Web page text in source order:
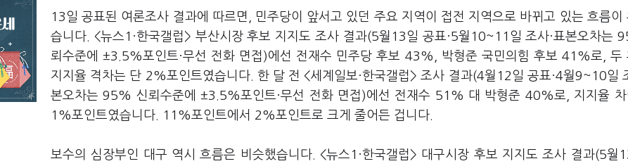
13일 공표된 여론조사 결과에 따르면, 민주당이 앞서고 있던 주요 지역이 접전 지역으로 바뀌고 있는 흐름이
습니다. <뉴스1·한국갤럽> 부산시장 후보 지지도 조사 결과(5월13일 공표·5월10~11일 조사·표본오차는
뢰수준에 ±3.5%포인트·무선 전화 면접)에선 전재수 민주당 후보 43%, 박형준 국민의힘 후보 41%로, 두
지지율 격차는 단 2%포인트였습니다. 한 달 전 <세계일보·한국갤럽> 조사 결과(4월12일 공표·4월9~10일
본오차는 95% 신뢰수준에 ±3.5%포인트·무선 전화 면접)에선 전재수 51% 대 박형준 40%로, 지지율 차
1%포인트였습니다. 11%포인트에서 2%포인트로 크게 줄어든 겁니다.
보수의 심장부인 대구 역시 흐름은 비슷했습니다. <뉴스1·한국갤럽> 대구시장 후보 지지도 조사 결과(5월